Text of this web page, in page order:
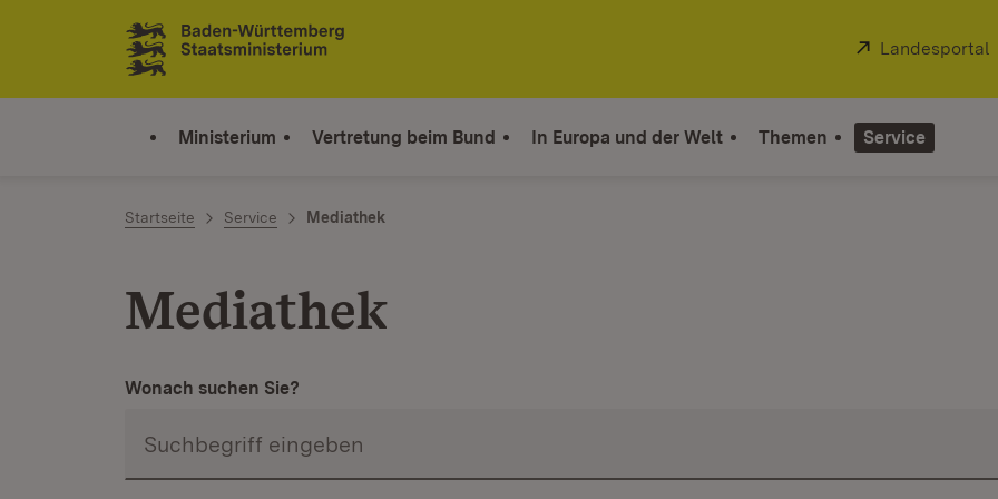
Zum Inhalt springen
Link zur Startseite
Extern:
Landesportal
Ministerium Vertretung beim Bund In Europa und der Welt Themen Service
Startseite Service Mediathek
Mediathek
Wonach suchen Sie?